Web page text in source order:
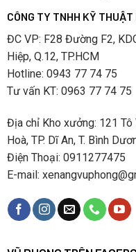
CÔNG TY TNHH KỸ THUẬT
ĐC VP: F28 Đường F2,
Hiệp, Q.12, TP.HCM
Hotline: 0943 77 74 75
Tư vấn KT: 0963 77 74 75
Địa chỉ Kho xưởng: 121 Tô
Hoà, TP. Dĩ An, T. Bình
Điện Thoại: 0911277475
E-mail: